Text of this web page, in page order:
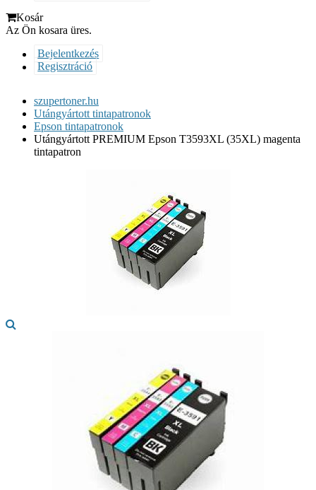
Kosár
Az Ön kosara üres.
Bejelentkezés
Regisztráció
szupertoner.hu
Utángyártott tintapatronok
Epson tintapatronok
Utángyártott PREMIUM Epson T3593XL (35XL) magenta
tintapatron